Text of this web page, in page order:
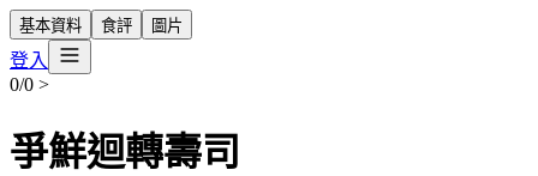
基本資料 食評 圖片
登入
0/0 >
爭鮮迴轉壽司